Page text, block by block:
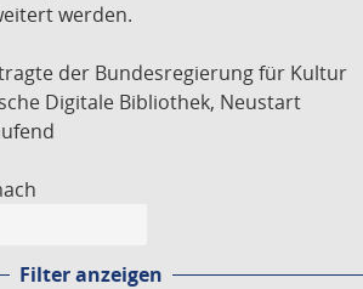
werden.
der Bundesregierung für Kultur
Digitale Bibliothek, Neustart
Filter anzeigen